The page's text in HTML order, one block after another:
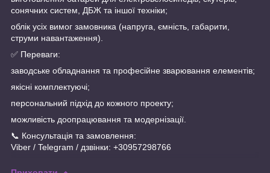
сонячних систем, ДБЖ та іншої техніки;
облік усіх вимог замовника (напруга, ємність, габарити,
струми навантаження).
✅ Переваги:
заводське обладнання та професійне зварювання елементів;
якісні комплектуючі;
персональний підхід до кожного проекту;
можливість доопрацювання та модернізації.
📞 Консультація та замовлення:
Viber / Telegram / дзвінки: +30957298766